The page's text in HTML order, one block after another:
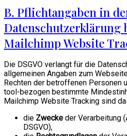
B. Pflichtangaben in
Datenschutzerklärung
Mailchimp Website
Die DSGVO verlangt für die
allgemeinen Angaben zum
Rechten der betroffenen Personen
tool-bezogen bestimmte
Mailchimp Website Tracking sind
die Zwecke der Verarbeitung
DSGVO),